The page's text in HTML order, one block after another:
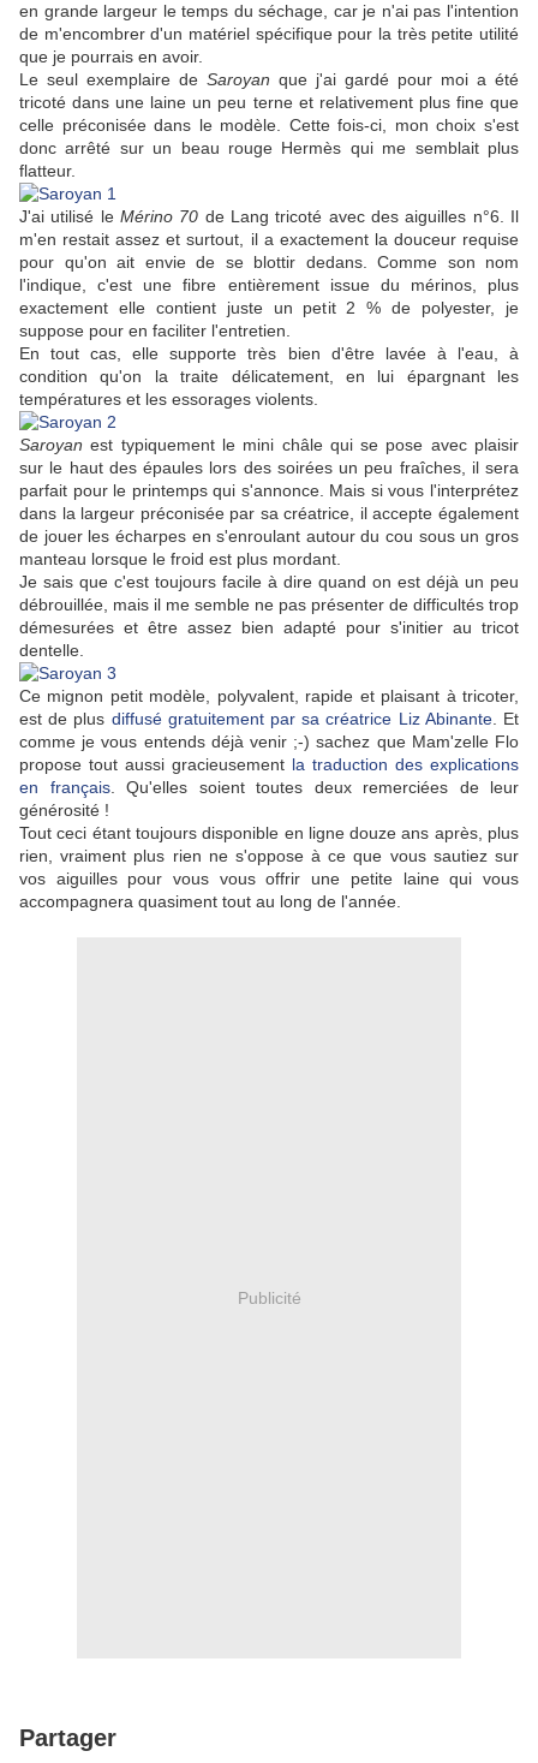
en grande largeur le temps du séchage, car je n'ai pas l'intention
de m'encombrer d'un matériel spécifique pour la très petite utilité
que je pourrais en avoir.
Le seul exemplaire de Saroyan que j'ai gardé pour moi a été
tricoté dans une laine un peu terne et relativement plus fine que
celle préconisée dans le modèle. Cette fois-ci, mon choix s'est
donc arrêté sur un beau rouge Hermès qui me semblait plus
flatteur.
J'ai utilisé le Mérino 70 de Lang tricoté avec des aiguilles n°6. Il
m'en restait assez et surtout, il a exactement la douceur requise
pour qu'on ait envie de se blottir dedans. Comme son nom
l'indique, c'est une fibre entièrement issue du mérinos, plus
exactement elle contient juste un petit 2 % de polyester, je
suppose pour en faciliter l'entretien.
En tout cas, elle supporte très bien d'être lavée à l'eau, à
condition qu'on la traite délicatement, en lui épargnant les
températures et les essorages violents.
Saroyan est typiquement le mini châle qui se pose avec plaisir
sur le haut des épaules lors des soirées un peu fraîches, il sera
parfait pour le printemps qui s'annonce. Mais si vous l'interprétez
dans la largeur préconisée par sa créatrice, il accepte également
de jouer les écharpes en s'enroulant autour du cou sous un gros
manteau lorsque le froid est plus mordant.
Je sais que c'est toujours facile à dire quand on est déjà un peu
débrouillée, mais il me semble ne pas présenter de difficultés trop
démesurées et être assez bien adapté pour s'initier au tricot
dentelle.
Ce mignon petit modèle, polyvalent, rapide et plaisant à tricoter,
est de plus diffusé gratuitement par sa créatrice Liz Abinante. Et
comme je vous entends déjà venir ;-) sachez que Mam'zelle Flo
propose tout aussi gracieusement la traduction des explications
en français. Qu'elles soient toutes deux remerciées de leur
générosité !
Tout ceci étant toujours disponible en ligne douze ans après, plus
rien, vraiment plus rien ne s'oppose à ce que vous sautiez sur
vos aiguilles pour vous vous offrir une petite laine qui vous
accompagnera quasiment tout au long de l'année.
Publicité
Partager